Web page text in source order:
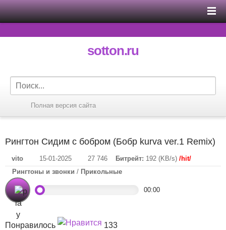
sotton.ru
Полная версия сайта
Рингтон Сидим с бобром (Бобр kurva ver.1 Remix)
vito 15-01-2025 27 746 Битрейт: 192 (KB/s)/hit/
Рингтоны и звонки / Прикольные
00:00
Понравилось 133